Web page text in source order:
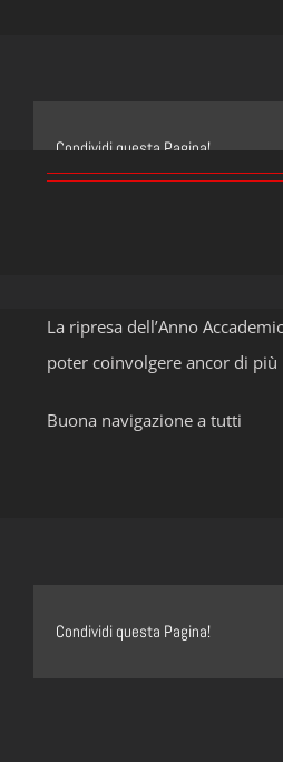
Condividi questa Pagina!
La ripresa dell’Anno
poter coinvolgere ancor di
Buona navigazione a tutti
Condividi questa Pagina!